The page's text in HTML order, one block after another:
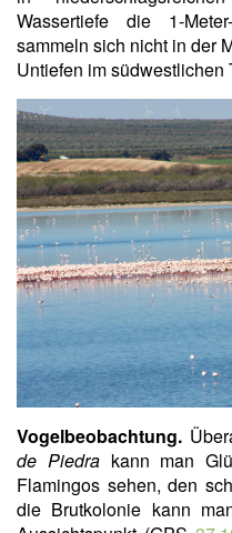
Wassertiefe die 1-
sammeln sich nicht in der
Untiefen im südwestlichen
Vogelbeobachtung.
de Piedrakann man
Flamingos sehen, den
die Brutkolonie kann